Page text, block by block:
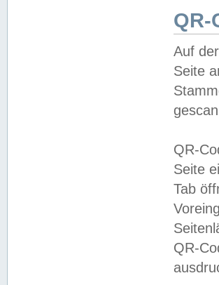
QR-
Auf
Seite
QR-
Seite
Tab
QR-